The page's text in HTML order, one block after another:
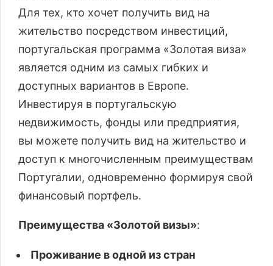
Для тех, кто хочет получить вид на
жительство посредством инвестиций,
португальская программа «Золотая виза»
является одним из самых гибких и
доступных вариантов в Европе.
Инвестируя в португальскую
недвижимость, фонды или предприятия,
вы можете получить вид на жительство и
доступ к многочисленным преимуществам
Португалии, одновременно формируя свой
финансовый портфель.
Преимущества «Золотой визы»:
Проживание в одной из стран